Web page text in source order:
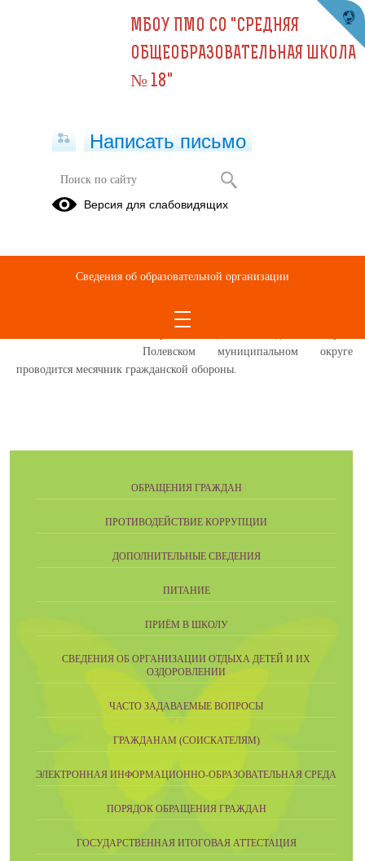
Публикации за 06.10.2025
Месячник гражданской
обороны
В целях повышения роли гражданской
Полевском муниципальном округе
проводится месячник гражданской обороны.
ОБРАЩЕНИЯ ГРАЖДАН
ПРОТИВОДЕЙСТВИЕ КОРРУПЦИИ
ДОПОЛНИТЕЛЬНЫЕ СВЕДЕНИЯ
ПИТАНИЕ
ПРИЁМ В ШКОЛУ
СВЕДЕНИЯ ОБ ОРГАНИЗАЦИИ ОТДЫХА ДЕТЕЙ И ИХ
ОЗДОРОВЛЕНИИ
ЧАСТО ЗАДАВАЕМЫЕ ВОПРОСЫ
ГРАЖДАНАМ (СОИСКАТЕЛЯМ)
ЭЛЕКТРОННАЯ ИНФОРМАЦИОННО-ОБРАЗОВАТЕЛЬНАЯ СРЕДА
ПОРЯДОК ОБРАЩЕНИЯ ГРАЖДАН
ГОСУДАРСТВЕННАЯ ИТОГОВАЯ АТТЕСТАЦИЯ
МБОУ ПМО СО "СРЕДНЯЯ
ОБЩЕОБРАЗОВАТЕЛЬНАЯ ШКОЛА
№ 18"
Написать письмо
Версия для слабовидящих
Сведения об образовательной организации